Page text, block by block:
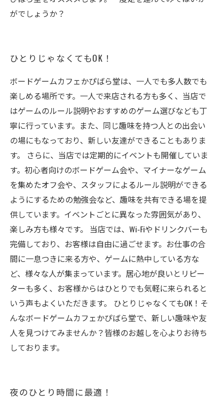
がでしょうか？
ひとりじゃなくてもOK！
ボードゲームカフェかぴばら堂は、一人でも多人数でも
楽しめる場所です。一人で来店される方も多く、当店で
はゲームのルール説明やおすすめのゲーム選びなども丁
寧に行っています。また、同じ趣味を持つ人との出会い
の場にもなっており、新しい友達ができることもありま
す。 さらに、当店では定期的にイベントも開催していま
す。初心者向けのボードゲーム会や、マイナーなゲーム
を集めたオフ会や、スタッフによるルール説明ができる
ようにするための勉強会など、趣味を共有できる場を提
供しています。イベントごとに異なった雰囲気があり、
楽しみ方も様々です。 当店では、Wi-Fiやドリンクバーも
完備しており、お客様は自由に過ごせます。お仕事の合
間に一息つきに来る方や、ゲームに熱中している方な
ど、様々な人が集まっています。居心地が良いとリピー
ターも多く、お客様からはひとりでも気軽に来られると
いう声もよくいただきます。 ひとりじゃなくてもOK！そ
んなボードゲームカフェかぴばら堂で、新しい趣味や友
人を見つけてみませんか？皆様のお越しを心よりお待ち
しております。
夜のひとり時間に最適！